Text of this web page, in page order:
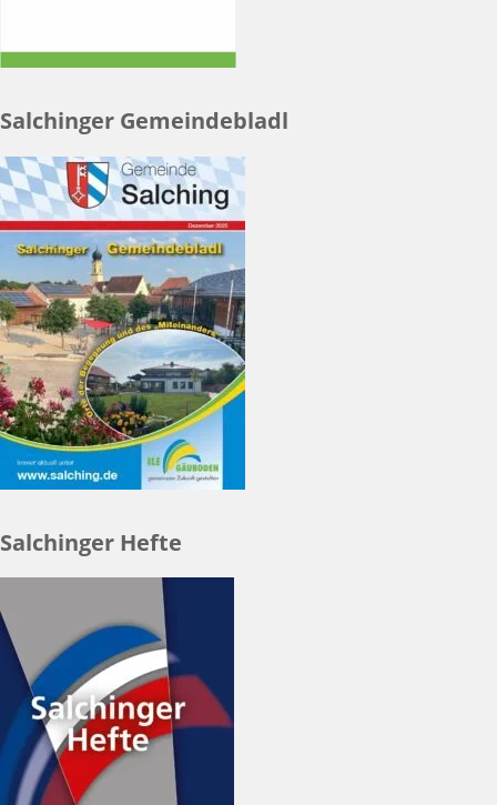
Salchinger Gemeindebladl
Salchinger Hefte